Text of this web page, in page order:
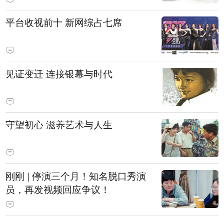
平台收视前十 新网综占七席
见证变迁 连接银幕与时代
守望初心 滋养艺术与人生
刚刚 | 停演三个月！知名脱口秀演
员，再发视频回应争议！